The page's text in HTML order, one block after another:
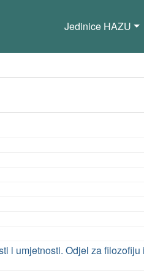
Jedinice HAZU
i umjetnosti. Odjel za filozofiju